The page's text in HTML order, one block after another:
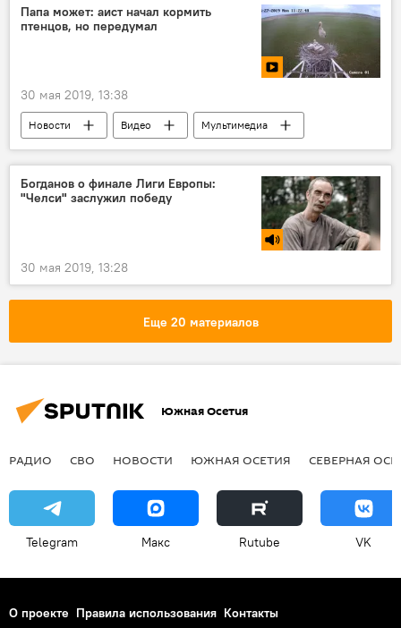
Папа может: аист начал кормить
птенцов, но передумал
30 мая 2019, 13:38
Новости Видео Мультимедиа
Богданов о финале Лиги Европы:
"Челси" заслужил победу
30 мая 2019, 13:28
Еще 20 материалов
Южная Осетия
РАДИО СВО НОВОСТИ ЮЖНАЯ ОСЕТИЯ СЕВЕРНАЯ
Telegram Макс Rutube VK
О проекте Правила использования Контакты